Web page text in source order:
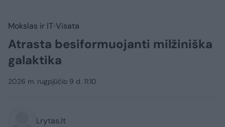
Mokslas ir IT Visata
Atrasta besiformuojanti milžiniška
galaktika
2026 m. rugpjūčio 9 d. 11:10
Lrytas.lt